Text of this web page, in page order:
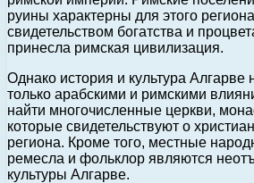
руины характерны для этого
свидетельством богатства и
принесла римская цивилизация.
Однако история и культура Алгарве
только арабскими и римскими
найти многочисленные церкви,
которые свидетельствуют о
региона. Кроме того, местные
ремесла и фольклор являются
культуры Алгарве.